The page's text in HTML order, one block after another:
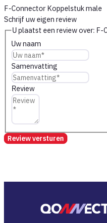
F-Connector Koppelstuk male
Schrijf uw eigen review
U plaatst een review over: F-
Uw naam
Samenvatting
Review
Review versturen